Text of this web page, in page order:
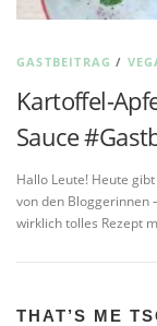
GASTBEITRAG /
Kartoffel-
Sauce
Hallo Leute! Heute
von den Bloggerinnen
wirklich tolles Rezept
THAT’S ME